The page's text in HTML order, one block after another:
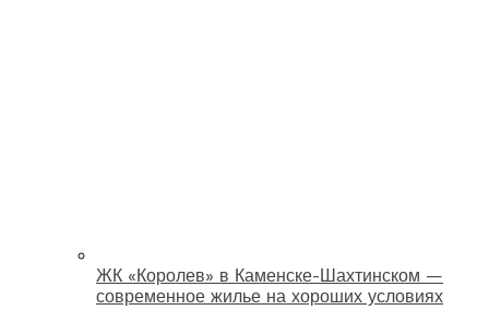
ЖК «Королев» в Каменске-Шахтинском —
современное жилье на хороших условиях